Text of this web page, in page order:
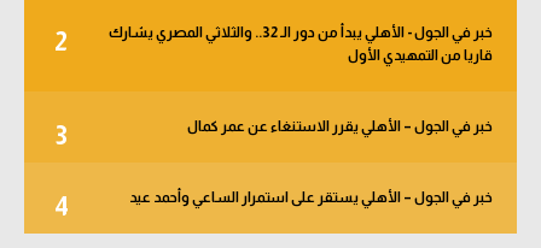
2
خبر في الجول - الأهلي يبدأ من دور الـ 32.. والثلاثي المصري يشارك
قاريا من التمهيدي الأول
3 خبر في الجول – الأهلي يقرر الاستنغاء عن عمر كمال
4 خبر في الجول – الأهلي يستقر على استمرار الساعي وأحمد عيد